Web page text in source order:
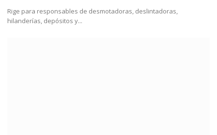
Rige para responsables de desmotadoras, deslintadoras,
hilanderías, depósitos y...